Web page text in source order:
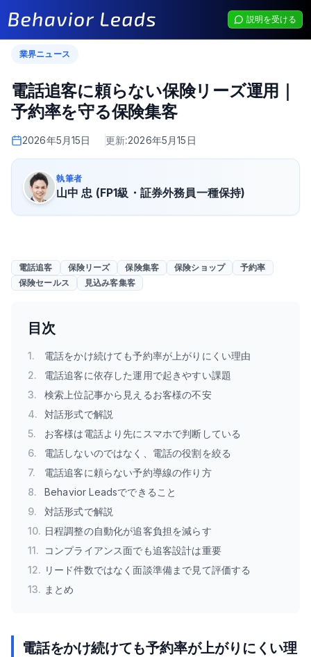
説明を受ける
業界ニュース
電話追客に頼らない保険リーズ運用｜
予約率を守る保険集客
2026年5月15日 更新:2026年5月15日
執筆者
山中 忠 (FP1級・証券外務員一種保持)
電話追客 保険リーズ 保険集客 保険ショップ
予約率
保険セールス
見込み客集客
目次
1.
電話をかけ続けても予約率が上がりにくい理由
2.
電話追客に依存した運用で起きやすい課題
3.
検索上位記事から見えるお客様の不安
4.
対話形式で解説
5.
お客様は電話より先にスマホで判断している
6.
電話しないのではなく、電話の役割を絞る
7.
電話追客に頼らない予約導線の作り方
8.
Behavior Leadsでできること
9.
対話形式で解説
10. 日程調整の自動化が追客負担を減らす
11.
コンプライアンス面でも追客設計は重要
12. リード件数ではなく面談準備まで見て評価する
13. まとめ
電話をかけ続けても予約率が上がりにくい理